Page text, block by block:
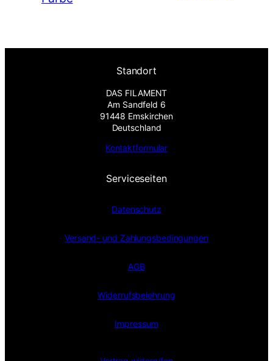
Standort
DAS FILAMENT
Am Sandfeld 6
91448 Emskirchen
Deutschland
Kontaktformular
Serviceseiten
Datenschutz
Versand- und Zahlungsbedingungen
AGB
Widerrufsbelehrung
Impressum